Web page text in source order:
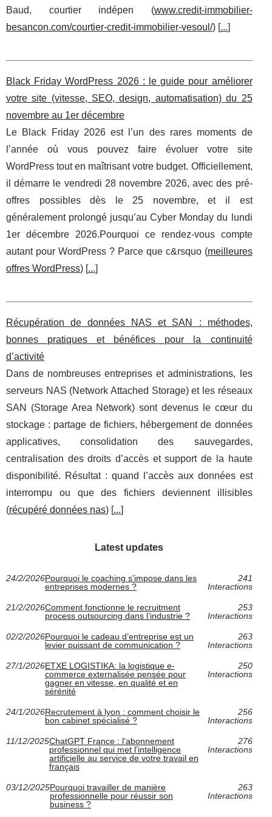
Baud, courtier indépen (www.credit-immobilier-
besancon.com/courtier-credit-immobilier-vesoul/) [...]
Black Friday WordPress 2026 : le guide pour améliorer
votre site (vitesse, SEO, design, automatisation) du 25
novembre au 1er décembre
Le Black Friday 2026 est l’un des rares moments de
l’année où vous pouvez faire évoluer votre site
WordPress tout en maîtrisant votre budget. Officiellement,
il démarre le vendredi 28 novembre 2026, avec des pré-
offres possibles dès le 25 novembre, et il est
généralement prolongé jusqu’au Cyber Monday du lundi
1er décembre 2026.Pourquoi ce rendez-vous compte
autant pour WordPress ? Parce que c&rsquo (meilleures
offres WordPress) [...]
Récupération de données NAS et SAN : méthodes,
bonnes pratiques et bénéfices pour la continuité
d’activité
Dans de nombreuses entreprises et administrations, les
serveurs NAS (Network Attached Storage) et les réseaux
SAN (Storage Area Network) sont devenus le cœur du
stockage : partage de fichiers, hébergement de données
applicatives, consolidation des sauvegardes,
centralisation des droits d’accès et support de la haute
disponibilité. Résultat : quand l’accès aux données est
interrompu ou que des fichiers deviennent illisibles
(récupéré données nas) [...]
Latest updates
24/2/2026Pourquoi le coaching s’impose dans les
entreprises modernes ?
241
Interactions
21/2/2026Comment fonctionne le recruitment
process outsourcing dans l’industrie ?
253
Interactions
02/2/2026Pourquoi le cadeau d’entreprise est un
levier puissant de communication ?
263
Interactions
27/1/2026ETXE LOGISTIKA: la logistique e-
commerce externalisée pensée pour
gagner en vitesse, en qualité et en
sérénité
250
Interactions
24/1/2026Recrutement à lyon : comment choisir le
bon cabinet spécialisé ?
256
Interactions
11/12/2025ChatGPT France : l’abonnement
professionnel qui met l’intelligence
artificielle au service de votre travail en
français
276
Interactions
03/12/2025Pourquoi travailler de manière
professionnelle pour réussir son
business ?
263
Interactions